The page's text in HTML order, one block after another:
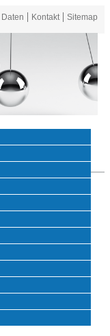
Daten Kontakt Sitemap